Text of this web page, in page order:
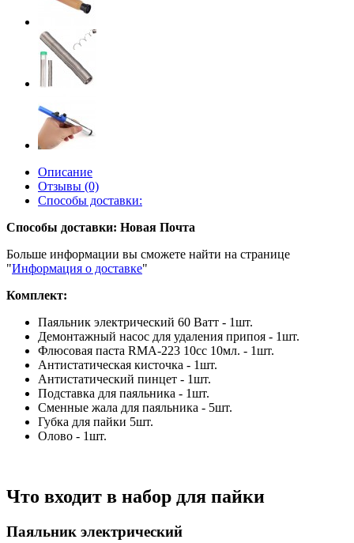
Описание
Отзывы (0)
Способы доставки:
Способы доставки: Новая Почта
Больше информации вы сможете найти на странице
"Информация о доставке"
Комплект:
Паяльник электрический 60 Ватт - 1шт.
Демонтажный насос для удаления припоя - 1шт.
Флюсовая паста RMA-223 10cc 10мл. - 1шт.
Антистатическая кисточка - 1шт.
Антистатический пинцет - 1шт.
Подставка для паяльника - 1шт.
Сменные жала для паяльника - 5шт.
Губка для пайки 5шт.
Олово - 1шт.
Что входит в набор для пайки
Паяльник электрический